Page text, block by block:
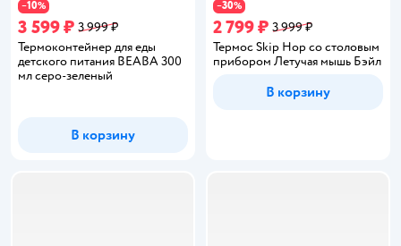
−10%
3 599 ₽ 3 999 ₽
Термоконтейнер для еды
детского питания BEABA 300
мл серо-зеленый
В корзину
−30%
2 799 ₽ 3 999 ₽
Термос Skip Hop со столовым
прибором Летучая мышь Бэйл
В корзину